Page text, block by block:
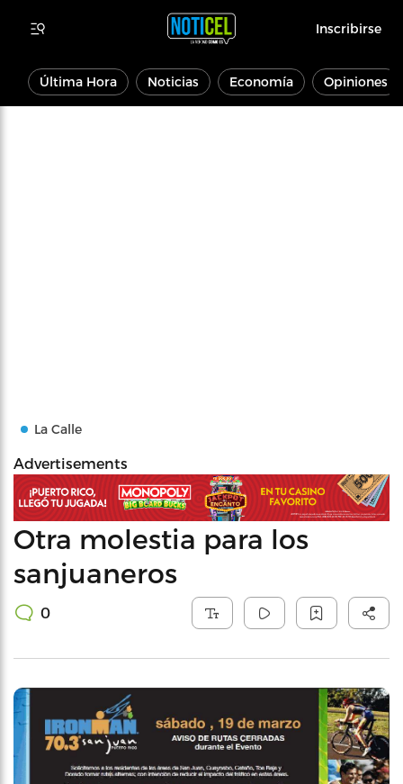
Inscribirse
Última Hora Noticias Economía Opiniones
La Calle
Advertisements
Otra molestia para los
sanjuaneros
0